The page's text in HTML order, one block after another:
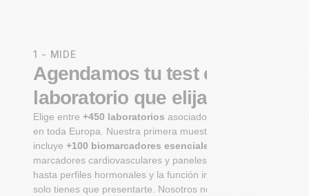
1 - MIDE
Agendamos tu test en un
laboratorio que elijas
Elige entre+450 laboratoriosasociados certificados
en toda Europa. Nuestra primera muestra integral
incluye+100 biomarcadores esenciales
marcadores cardiovasculares y paneles metabólicos
hasta perfiles hormonales y la función inmunológica. Tú
solo tienes que presentarte. Nosotros nos encargamos